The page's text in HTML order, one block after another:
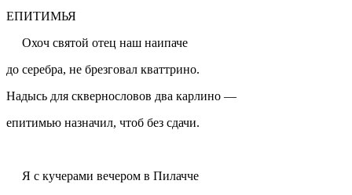
ЕПИТИМЬЯ
Охоч святой отец наш наипаче
до серебра, не брезговал кваттрино.
Надысь для сквернословов два карлино —
епитимью назначил, чтоб без сдачи.
Я с кучерами вечером в Пилачче